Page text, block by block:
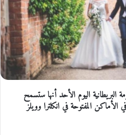
البريطانية اليوم الأحد أنها ستسمح
المفتوحة في انكلترا وويلز